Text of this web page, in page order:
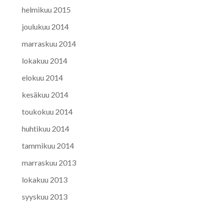
helmikuu 2015
joulukuu 2014
marraskuu 2014
lokakuu 2014
elokuu 2014
kesäkuu 2014
toukokuu 2014
huhtikuu 2014
tammikuu 2014
marraskuu 2013
lokakuu 2013
syyskuu 2013